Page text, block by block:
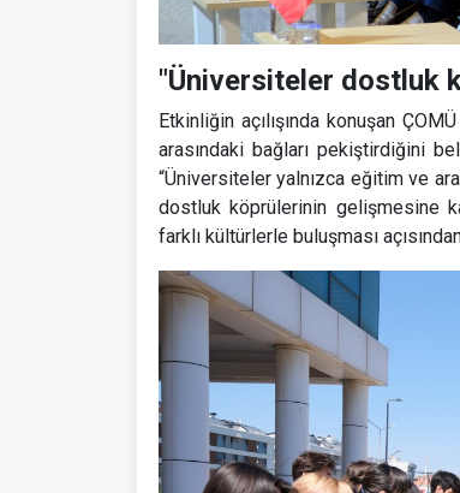
"Üniversiteler dostluk
Etkinliğin açılışında konuşan
arasındaki bağları pekiştirdiğini
“Üniversiteler yalnızca eğitim ve
dostluk köprülerinin gelişmesine
farklı kültürlerle buluşması